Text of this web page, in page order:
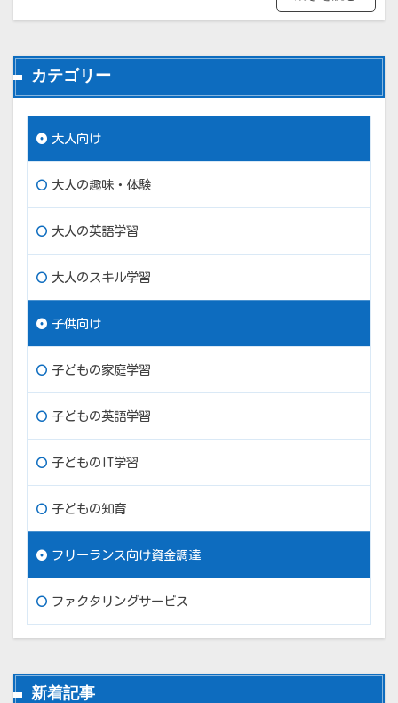
カテゴリー
大人向け
大人の趣味・体験
大人の英語学習
大人のスキル学習
子供向け
子どもの家庭学習
子どもの英語学習
子どものIT学習
子どもの知育
フリーランス向け資金調達
ファクタリングサービス
新着記事